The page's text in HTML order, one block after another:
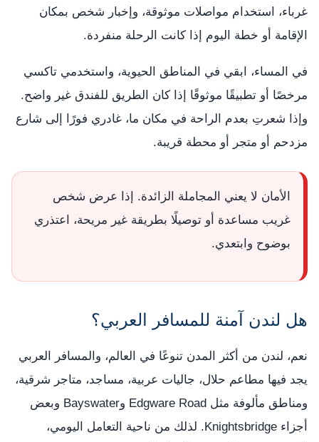
غرباء، استخدام مواصلات موثوقة، وإخبار شخص بمكان
الإقامة أو خطة اليوم إذا كانت الرحلة منفردة.
في المساء، ابقي في المناطق الحيوية، واستخدمي تاكسي
مرخصًا أو تطبيقًا موثوقًا إذا كان الطريق للفندق غير واضح.
وإذا شعرتِ بعدم الراحة في مكان ما، غادري فورًا إلى شارع
مزدحم أو متجر أو محطة قريبة.
الأمان لا يعني المجاملة الزائدة. إذا عرض شخص
غريب مساعدة أو توصيلًا بطريقة غير مريحة، اعتذري
بوضوح وابتعدي.
هل لندن آمنة للمسافر العربي؟
نعم، لندن من أكثر المدن تنوعًا في العالم، والمسافر العربي
يجد فيها مطاعم حلال، جاليات عربية، مساجد، متاجر شرقية،
ومناطق مألوفة مثل Edgware Road وBayswater وبعض
أجزاء Knightsbridge. لذلك من ناحية التعامل اليومي،